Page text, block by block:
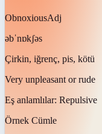
ObnoxiousAdj
əbˈnɒkʃəs
Çirkin, iğrenç, pis, kötü
Very unpleasant or rude
Eş anlamlılar: Repulsive
Örnek Cümle